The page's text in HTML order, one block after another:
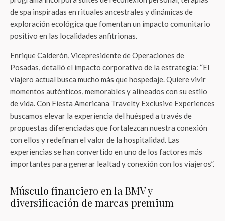
de spa inspiradas en rituales ancestrales y dinámicas de
exploración ecológica que fomentan un impacto comunitario
positivo en las localidades anfitrionas.
Enrique Calderón, Vicepresidente de Operaciones de
Posadas, detalló el impacto corporativo de la estrategia: “El
viajero actual busca mucho más que hospedaje. Quiere vivir
momentos auténticos, memorables y alineados con su estilo
de vida. Con Fiesta Americana Travelty Exclusive Experiences
buscamos elevar la experiencia del huésped a través de
propuestas diferenciadas que fortalezcan nuestra conexión
con ellos y redefinan el valor de la hospitalidad. Las
experiencias se han convertido en uno de los factores más
importantes para generar lealtad y conexión con los viajeros”.
Músculo financiero en la BMV y
diversificación de marcas premium